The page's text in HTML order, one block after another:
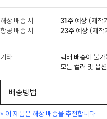
해상 배송 시 31주 예상 (제작
항공 배송 시
23주 예상 (제작
기타
택배 배송이 불
모든 컬러 및 옵
배송방법
* 이 제품은 해상 배송을 추천합니다